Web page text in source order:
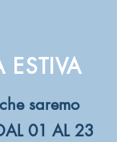
ESTIVA
saremo
01 AL 23